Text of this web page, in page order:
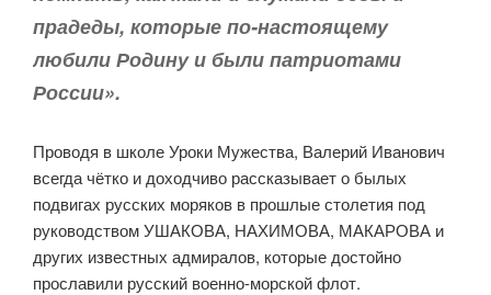
прадеды, которые по-настоящему
любили Родину и были патриотами
России».
Проводя в школе Уроки Мужества, Валерий Иванович
всегда чётко и доходчиво рассказывает о былых
подвигах русских моряков в прошлые столетия под
руководством УШАКОВА, НАХИМОВА, МАКАРОВА и
других известных адмиралов, которые достойно
прославили русский военно-морской флот.